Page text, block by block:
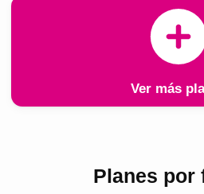
Ver más
Planes por